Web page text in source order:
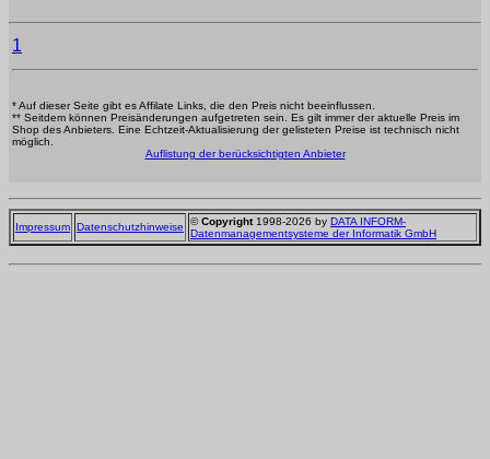
1
* Auf dieser Seite gibt es Affilate Links, die den Preis nicht beeinflussen.
** Seitdem können Preisänderungen aufgetreten sein. Es gilt immer der aktuelle Preis im
Shop des Anbieters. Eine Echtzeit-Aktualisierung der gelisteten Preise ist technisch nicht
möglich.
Auflistung der berücksichtigten Anbieter
Impressum Datenschutzhinweise ©Copyright1998-2026 by DATA INFORM-
Datenmanagementsysteme der Informatik GmbH